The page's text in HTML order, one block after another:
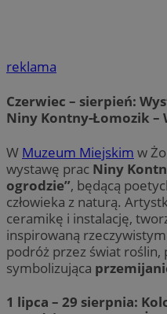
reklama
Czerwiec – sierpień:
Niny Kontny-Łomozik –
W Muzeum Miejskim w
wystawę prac Niny
ogrodzie”, będącą
człowieka z naturą.
ceramikę i instalację,
inspirowaną
podróż przez świat roślin,
symbolizująca
1 lipca – 29 sierpnia: